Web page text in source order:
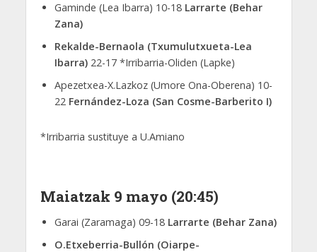
Gaminde (Lea Ibarra) 10-18 Larrarte (Behar
Zana)
Rekalde-Bernaola (Txumulutxueta-Lea
Ibarra)22-17 *Irribarria-Oliden (Lapke)
Apezetxea-X.Lazkoz (Umore Ona-Oberena) 10-
22 Fernández-Loza (San Cosme-Barberito I)
*Irribarria sustituye a U.Amiano
Maiatzak 9 mayo (20:45)
Garai (Zaramaga) 09-18Larrarte (Behar Zana)
O.Etxeberria-Bullón (Oiarpe-